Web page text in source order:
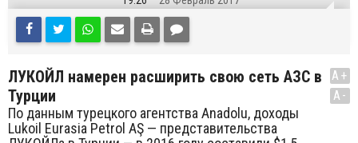
ЛУКОЙЛ намерен расширить свою сеть АЗС в
Турции
По данным турецкого агентства Anadolu, доходы
Lukoil Eurasia Petrol AŞ — представительства
A+
A-